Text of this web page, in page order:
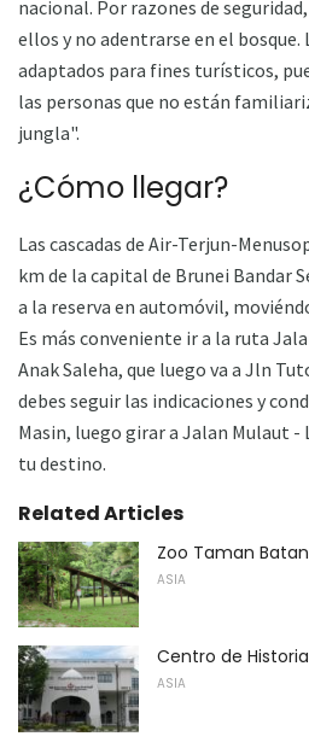
nacional. Por razones de
ellos y no adentrarse en el
adaptados para fines turísticos,
las personas que no están
jungla".
¿Cómo llegar?
Las cascadas de Air-Terjun-
km de la capital de Brunei Bandar
a la reserva en automóvil,
Es más conveniente ir a la ruta
Anak Saleha, que luego va a Jln
debes seguir las indicaciones y
Masin, luego girar a Jalan Mulaut -
tu destino.
Related Articles
Zoo Taman
ASIA
Centro de
ASIA